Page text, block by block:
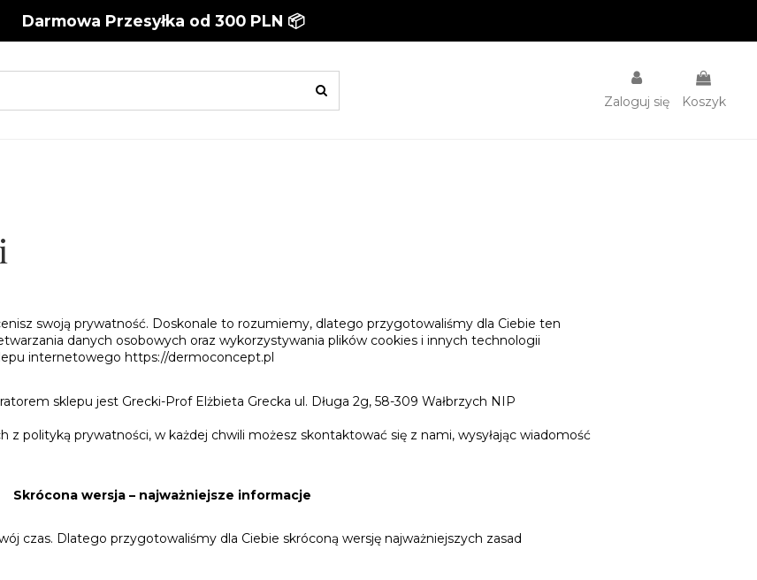
Darmowa Przesyłka od 300 PLN 📦
Zaloguj się Koszyk
swoją prywatność. Doskonale to rozumiemy, dlatego przygotowaliśmy dla Ciebie ten
danych osobowych oraz wykorzystywania plików cookies i innych technologii
internetowego https://dermoconcept.pl
sklepu jest Grecki-Prof Elżbieta Grecka ul. Długa 2g, 58-309 Wałbrzych NIP
z polityką prywatności, w każdej chwili możesz skontaktować się z nami, wysyłając wiadomość
Skrócona wersja – najważniejsze informacje
czas. Dlatego przygotowaliśmy dla Ciebie skróconą wersję najważniejszych zasad